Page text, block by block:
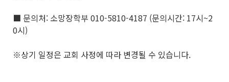
■ 문의처: 소망장학부 010-5810-4187 (문의시간: 17시~2
0시)
※상기 일정은 교회 사정에 따라 변경될 수 있습니다.